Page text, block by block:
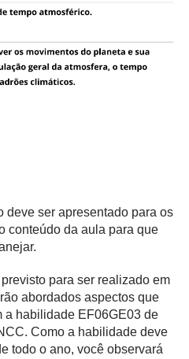
deve ser apresentado para os
conteúdo da aula para que
para ser realizado em
abordados aspectos que
a habilidade EF06GE03 de
Como a habilidade deve
todo o ano, você observará